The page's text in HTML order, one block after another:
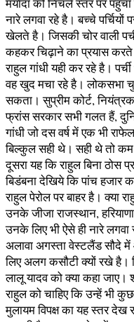
मर्यादा को निचले स्तर पर
नारे लगवा रहे है। बच्चे पर्चियों
खेलते है। जिसकी चोर वाली
कहकर चिढ़ाने का प्रयास
राहुल गांधी यही कर रहे है।
वह खुद मचा रहे है। लोकसभा
सकता। सुप्रीम कोर्ट, नियंत्रक
फ्रांस सरकार सभी गलत हैं,
गांधी जो दस वर्ष में एक भी
बिल्कुल सही थे। सही थे तो
दूसरा यह कि राहुल बिना ठोस
बिडंबना देखिये कि पांच हजार
राहुल पेरोल पर बाहर है। क्या
उनके जीजा राजस्थान,
उनके लिए भी ऐसे ही नारे
अलावा अगस्ता वेस्टलैंड सौदे में
लिए अलग कसौटी क्यों रखे है।
लालू यादव को क्या कहा जाए।
राहुल को चाहिए कि उन्हें भी
मुलायम विपक्ष का यह स्तर देख